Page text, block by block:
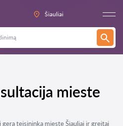
Šiauliai
mieste
teisininką mieste Šiauliai ir greitai